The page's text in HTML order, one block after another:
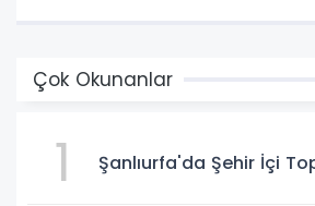
Çok Okunanlar
1 Şanlıurfa'da Şehir İçi